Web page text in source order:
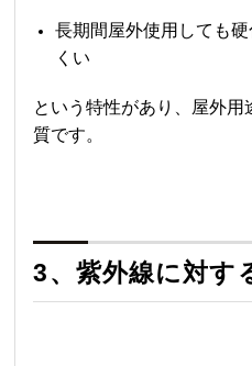
長期間屋外使用しても
くい
という特性があり、屋外
質です。
3、紫外線に対す